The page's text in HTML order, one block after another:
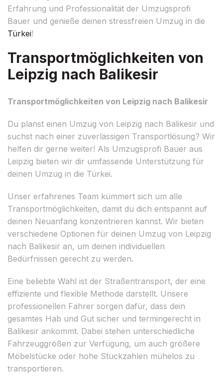
Erfahrung und Professionalität der Umzugsprofi
Bauer und genieße deinen stressfreien Umzug in die
Türkei!
Transportmöglichkeiten von
Leipzig nach Balikesir
Transportmöglichkeiten von Leipzig nach Balikesir
Du planst einen Umzug von Leipzig nach Balikesir und
suchst nach einer zuverlässigen Transportlösung? Wir
helfen dir gerne weiter! Als Umzugsprofi Bauer aus
Leipzig bieten wir dir umfassende Unterstützung für
deinen Umzug in die Türkei.
Unser erfahrenes Team kümmert sich um alle
Transportmöglichkeiten, damit du dich entspannt auf
deinen Neuanfang konzentrieren kannst. Wir bieten
verschiedene Optionen für deinen Umzug von Leipzig
nach Balikesir an, um deinen individuellen
Bedürfnissen gerecht zu werden.
Eine beliebte Wahl ist der Straßentransport, der eine
effiziente und flexible Methode darstellt. Unsere
professionellen Fahrer sorgen dafür, dass dein
gesamtes Hab und Gut sicher und termingerecht in
Balikesir ankommt. Dabei stehen unterschiedliche
Fahrzeuggrößen zur Verfügung, um auch größere
Möbelstücke oder hohe Stückzahlen mühelos zu
transportieren.